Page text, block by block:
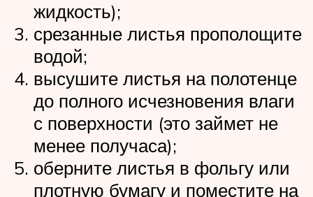
жидкость);
срезанные листья прополощите
водой;
высушите листья на полотенце
до полного исчезновения влаги
с поверхности (это займет не
менее получаса);
оберните листья в фольгу или
плотную бумагу и поместите на